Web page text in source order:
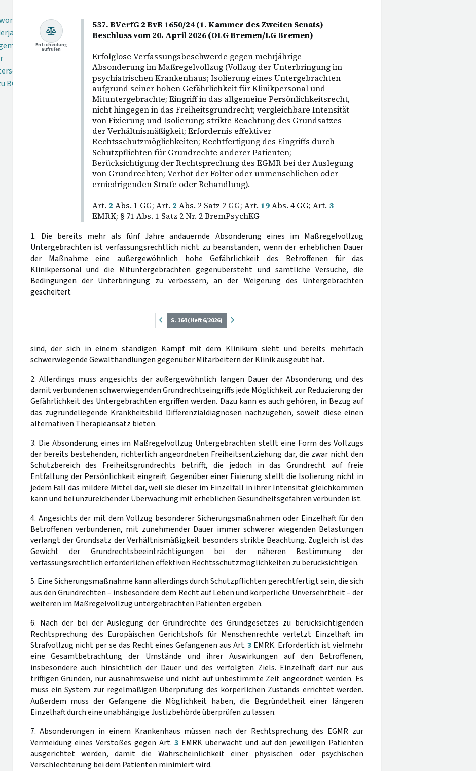
537. BVerfG 2 BvR 1650/24 (1. Kammer des Zweiten Senats) -
Beschluss vom 20. April 2026 (OLG Bremen/LG Bremen)
Erfolglose Verfassungsbeschwerde gegen mehrjährige
Absonderung im Maßregelvollzug (Vollzug der Unterbringung im
psychiatrischen Krankenhaus; Isolierung eines Untergebrachten
aufgrund seiner hohen Gefährlichkeit für Klinikpersonal und
Mituntergebrachte; Eingriff in das allgemeine Persönlichkeitsrecht,
nicht hingegen in das Freiheitsgrundrecht; vergleichbare Intensität
von Fixierung und Isolierung; strikte Beachtung des Grundsatzes
der Verhältnismäßigkeit; Erfordernis effektiver
Rechtsschutzmöglichkeiten; Rechtfertigung des Eingriffs durch
Schutzpflichten für Grundrechte anderer Patienten;
Berücksichtigung der Rechtsprechung des EGMR bei der Auslegung
von Grundrechten; Verbot der Folter oder unmenschlichen oder
erniedrigenden Strafe oder Behandlung).
Art. 2 Abs. 1 GG; Art. 2 Abs. 2 Satz 2 GG; Art. 19Abs. 4 GG; Art. 3
EMRK; § 71 Abs. 1 Satz 2 Nr. 2 BremPsychKG
Entscheidung
aufrufen
1. Die bereits mehr als fünf Jahre andauernde Absonderung eines im Maßregelvollzug
Untergebrachten ist verfassungsrechtlich nicht zu beanstanden, wenn der erheblichen Dauer
der Maßnahme eine außergewöhnlich hohe Gefährlichkeit des Betroffenen für das
Klinikpersonal und die Mituntergebrachten gegenübersteht und sämtliche Versuche, die
Bedingungen der Unterbringung zu verbessern, an der Weigerung des Untergebrachten
gescheitert
S. 164 (Heft 6/2026)
sind, der sich in einem ständigen Kampf mit dem Klinikum sieht und bereits mehrfach
schwerwiegende Gewalthandlungen gegenüber Mitarbeitern der Klinik ausgeübt hat.
2. Allerdings muss angesichts der außergewöhnlich langen Dauer der Absonderung und des
damit verbundenen schwerwiegenden Grundrechtseingriffs jede Möglichkeit zur Reduzierung der
Gefährlichkeit des Untergebrachten ergriffen werden. Dazu kann es auch gehören, in Bezug auf
das zugrundeliegende Krankheitsbild Differenzialdiagnosen nachzugehen, soweit diese einen
alternativen Therapieansatz bieten.
3. Die Absonderung eines im Maßregelvollzug Untergebrachten stellt eine Form des Vollzugs
der bereits bestehenden, richterlich angeordneten Freiheitsentziehung dar, die zwar nicht den
Schutzbereich des Freiheitsgrundrechts betrifft, die jedoch in das Grundrecht auf freie
Entfaltung der Persönlichkeit eingreift. Gegenüber einer Fixierung stellt die Isolierung nicht in
jedem Fall das mildere Mittel dar, weil sie dieser im Einzelfall in ihrer Intensität gleichkommen
kann und bei unzureichender Überwachung mit erheblichen Gesundheitsgefahren verbunden ist.
4. Angesichts der mit dem Vollzug besonderer Sicherungsmaßnahmen oder Einzelhaft für den
Betroffenen verbundenen, mit zunehmender Dauer immer schwerer wiegenden Belastungen
verlangt der Grundsatz der Verhältnismäßigkeit besonders strikte Beachtung. Zugleich ist das
Gewicht der Grundrechtsbeeinträchtigungen bei der näheren Bestimmung der
verfassungsrechtlich erforderlichen effektiven Rechtsschutzmöglichkeiten zu berücksichtigen.
5. Eine Sicherungsmaßnahme kann allerdings durch Schutzpflichten gerechtfertigt sein, die sich
aus den Grundrechten – insbesondere dem Recht auf Leben und körperliche Unversehrtheit – der
weiteren im Maßregelvollzug untergebrachten Patienten ergeben.
6. Nach der bei der Auslegung der Grundrechte des Grundgesetzes zu berücksichtigenden
Rechtsprechung des Europäischen Gerichtshofs für Menschenrechte verletzt Einzelhaft im
Strafvollzug nicht per se das Recht eines Gefangenen aus Art.3 EMRK. Erforderlich ist vielmehr
eine Gesamtbetrachtung der Umstände und ihrer Auswirkungen auf den Betroffenen,
insbesondere auch hinsichtlich der Dauer und des verfolgten Ziels. Einzelhaft darf nur aus
triftigen Gründen, nur ausnahmsweise und nicht auf unbestimmte Zeit angeordnet werden. Es
muss ein System zur regelmäßigen Überprüfung des körperlichen Zustands errichtet werden.
Außerdem muss der Gefangene die Möglichkeit haben, die Begründetheit einer längeren
Einzelhaft durch eine unabhängige Justizbehörde überprüfen zu lassen.
7. Absonderungen in einem Krankenhaus müssen nach der Rechtsprechung des EGMR zur
Vermeidung eines Verstoßes gegen Art.3 EMRK überwacht und auf den jeweiligen Patienten
ausgerichtet werden, damit die Wahrscheinlichkeit einer physischen oder psychischen
Verschlechterung bei dem Patienten minimiert wird.